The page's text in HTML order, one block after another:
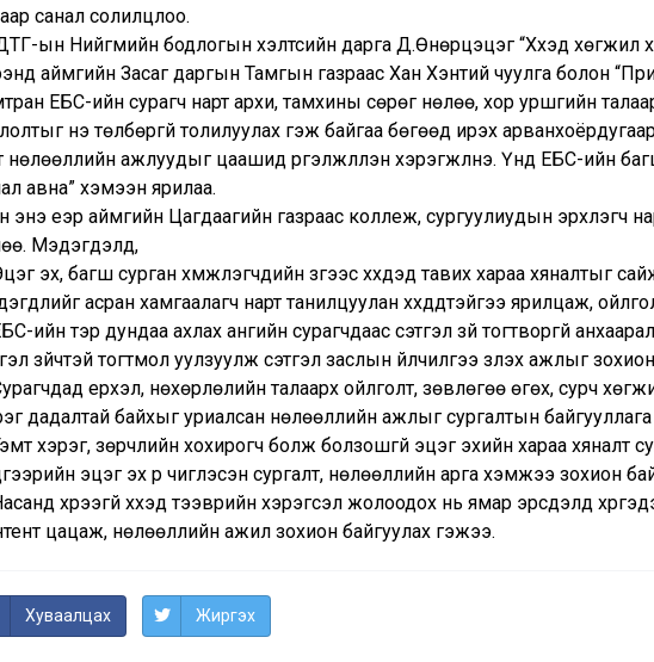
санал солилцлоо.
ын Нийгмийн бодлогын хэлтсийн дарга Д.Өнөрцэцэг “Хүүхэд
аймгийн Засаг даргын Тамгын газраас Хан Хэнтий чуулга болон
ЕБС-ийн сурагч нарт архи, тамхины сөрөг нөлөө, хор уршгийн
үнэ төлбөргүй толилуулах гэж байгаа бөгөөд ирэх
нөлөөллийн ажлуудыг цаашид үргэлжлүүлэн хэрэгжүүлнэ. Үүнд ЕБС-ийн багш,
авна” хэмээн ярилаа.
энэ үеэр аймгийн Цагдаагийн газраас коллеж, сургуулиудын эрхлэгч
Мэдэгдэлд,
эх, багш сурган хүмүүжүүлэгчдийн зүгээс хүүхдэд тавих хараа хяналтыг
асран хамгаалагч нарт танилцуулан хүүхдүүдтэйгээ ярилцаж,
ийн тэр дундаа ахлах ангийн сурагчдаас сэтгэл зүй тогтворгүй анхаарал
зүйчтэй тогтмол уулзуулж сэтгэл заслын үйлчилгээ үзүүлэх ажлыг
үерхэл, нөхөрлөлийн талаарх ойлголт, зөвлөгөө өгөх, сурч
дадалтай байхыг уриалсан нөлөөллийн ажлыг сургалтын байгууллага
хэрэг, зөрчлийн хохирогч болж болзошгүй эцэг эхийн хараа хяналт
эцэг эх рүү чиглэсэн сургалт, нөлөөллийн арга хэмжээ зохион
хүрээгүй хүүхэд тээврийн хэрэгсэл жолоодох нь ямар эрсдэлд
цацаж, нөлөөллийн ажил зохион байгуулах гэжээ.
Хуваалцах Жиргэх